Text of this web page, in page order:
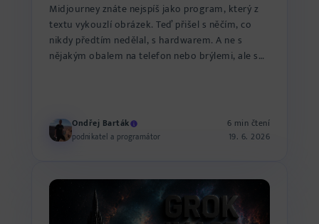
Midjourney znáte nejspíš jako program, který z
textu vykouzlí obrázek. Teď přišel s něčím, co
nikdy předtím nedělal, s hardwarem. A ne s
nějakým obalem na telefon nebo brýlemi, ale s
Ondřej Barták
podnikatel a programátor
6 min čtení
19. 6. 2026